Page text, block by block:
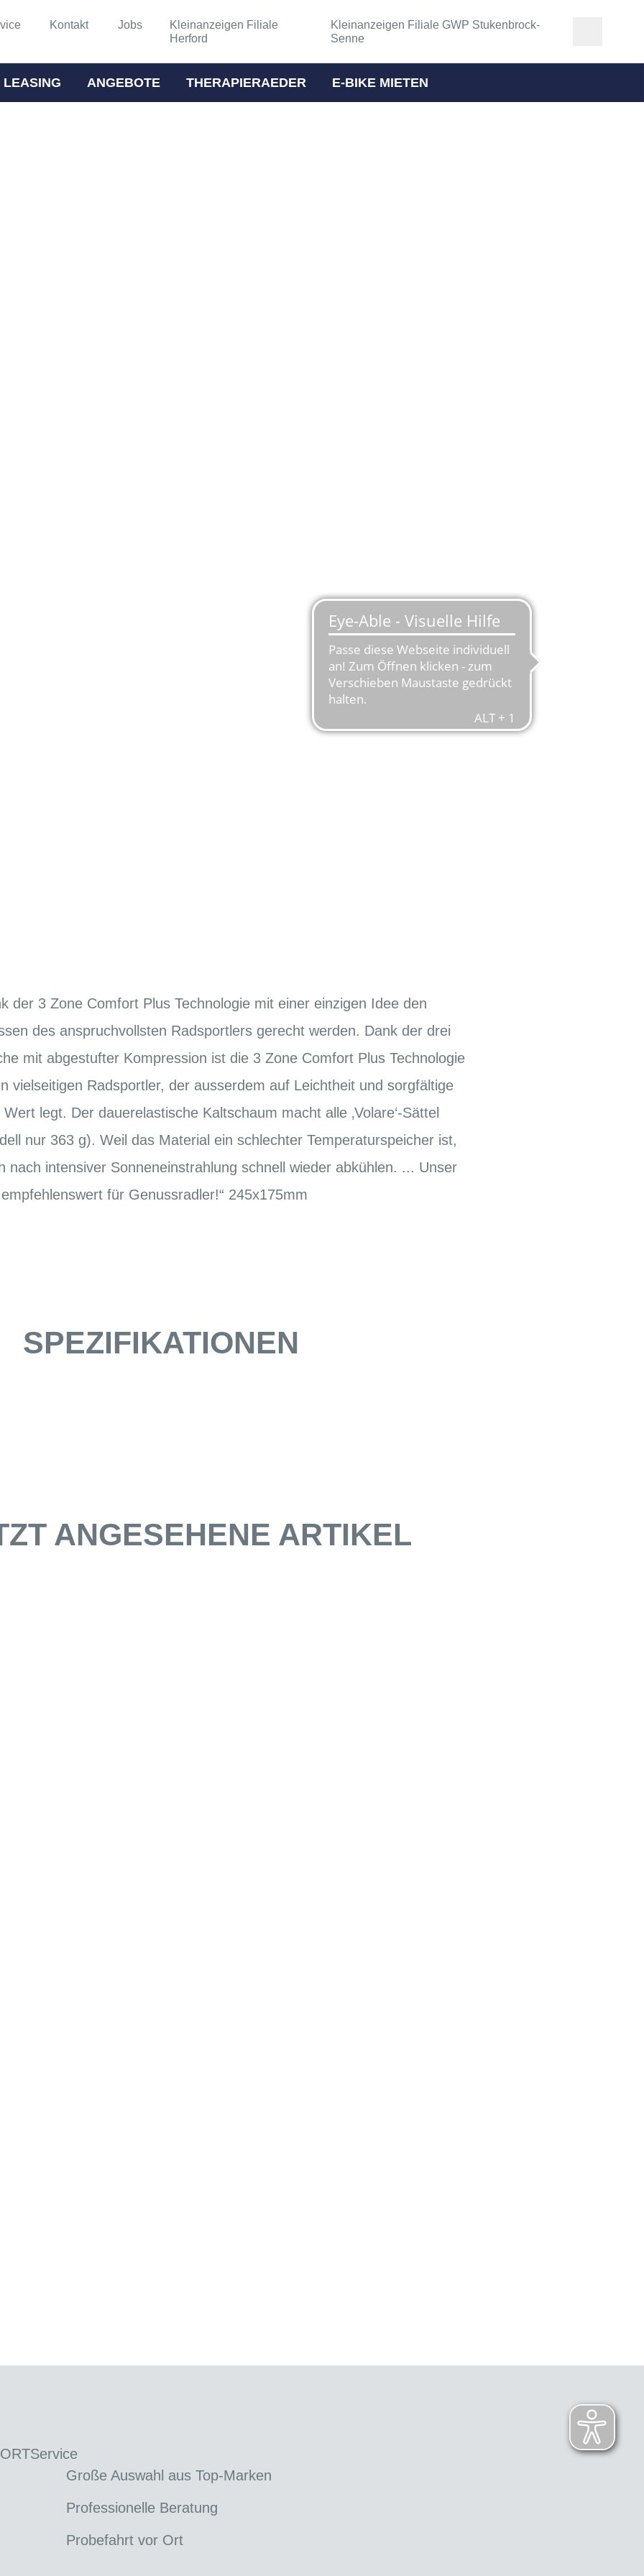
Kontakt Jobs
Kleinanzeigen Filiale
Herford
Kleinanzeigen Filiale GWP Stukenbrock-
Senne
ANGEBOTE THERAPIERAEDER E-BIKE MIETEN
der 3 Zone Comfort Plus Technologie mit einer einzigen Idee den
des anspruchvollsten Radsportlers gerecht werden. Dank der drei
mit abgestufter Kompression ist die 3 Zone Comfort Plus Technologie
vielseitigen Radsportler, der ausserdem auf Leichtheit und sorgfältige
legt. Der dauerelastische Kaltschaum macht alle ‚Volare‘-Sättel
nur 363 g). Weil das Material ein schlechter Temperaturspeicher ist,
nach intensiver Sonneneinstrahlung schnell wieder abkühlen. ... Unser
für Genussradler!“ 245x175mm
SPEZIFIKATIONEN
ANGESEHENE ARTIKEL
Service
Große Auswahl aus Top-Marken
Professionelle Beratung
Probefahrt vor Ort